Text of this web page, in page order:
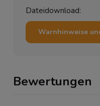
Dateidownload:
Warnhinweise
Bewertungen